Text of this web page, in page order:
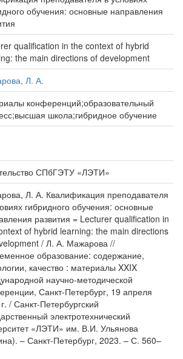
обучения: основные направления
qualification in the context of hybrid
the main directions of development
Л. А.
конференций;образовательный
школа;гибридное обучение
СПбГЭТУ «ЛЭТИ»
Л. А. Квалификация преподавателя
гибридного обучения: основные
развития = Lecturer qualification in
of hybrid learning: the main directions
/ Л. А. Мажарова //
образование: содержание,
качество : материалы XXIX
научно-методической
Санкт-Петербург, 19 апреля
/ Санкт-Петербургский
электротехнический
«ЛЭТИ» им. В.И. Ульянова
– Санкт-Петербург, 2023. – С. 560–